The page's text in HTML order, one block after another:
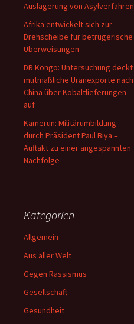
Auslagerung von Asylverfahren
Afrika entwickelt sich zur
Drehscheibe für betrügerische
Überweisungen
DR Kongo: Untersuchung deckt
mutmaßliche Uranexporte nach
China über Kobaltlieferungen
auf
Kamerun: Militärumbildung
durch Präsident Paul Biya –
Auftakt zu einer angespannten
Nachfolge
Kategorien
Allgemein
Aus aller Welt
Gegen Rassismus
Gesellschaft
Gesundheit